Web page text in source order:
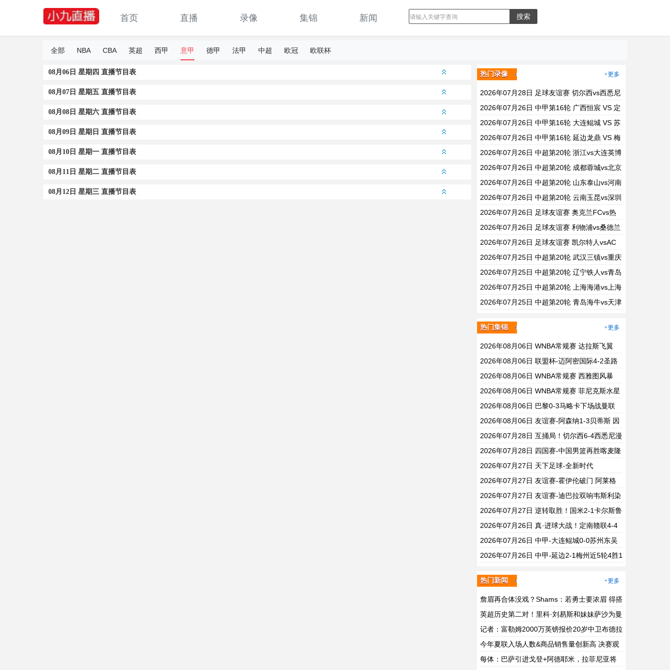
首页 直播 录像 集锦 新闻
全部 NBA CBA 英超 西甲 意甲 德甲 法甲 中超 欧冠 欧联杯
08月06日 星期四 直播节目表
08月07日 星期五 直播节目表
08月08日 星期六 直播节目表
08月09日 星期日 直播节目表
08月10日 星期一 直播节目表
08月11日 星期二 直播节目表
08月12日 星期三 直播节目表
热门录像 +更多
2026年07月28日 足球友谊赛 切尔西vs西悉尼
漫步者 全场录像
2026年07月26日 中甲第16轮 广西恒宸 VS 定
南赣联 全场录像
2026年07月26日 中甲第16轮 大连鲲城 VS 苏
州东吴 全场录像
2026年07月26日 中甲第16轮 延边龙鼎 VS 梅
州客家 全场录像
2026年07月26日 中超第20轮 浙江vs大连英博
全场录像
2026年07月26日 中超第20轮 成都蓉城vs北京
国安 全场录像
2026年07月26日 中超第20轮 山东泰山vs河南
全场录像
2026年07月26日 中超第20轮 云南玉昆vs深圳
新鹏城 全场录像
2026年07月26日 足球友谊赛 奥克兰FCvs热
刺 全场录像
2026年07月26日 足球友谊赛 利物浦vs桑德兰
全场录像
2026年07月26日 足球友谊赛 凯尔特人vsAC
米兰 全场录像
2026年07月25日 中超第20轮 武汉三镇vs重庆
铜梁龙 全场录像
2026年07月25日 中超第20轮 辽宁铁人vs青岛
西海岸 全场录像
2026年07月25日 中超第20轮 上海海港vs上海
申花 全场录像
2026年07月25日 中超第20轮 青岛海牛vs天津
热门集锦 +更多
2026年08月06日 WNBA常规赛 达拉斯飞翼
92 - 96 华盛顿神秘人 全场集锦
2026年08月06日 联盟杯-迈阿密国际4-2圣路
易斯 梅西2射1传 阿伦助攻戴帽
2026年08月06日 WNBA常规赛 西雅图风暴
86 - 92 纽约自由人 全场集锦
2026年08月06日 WNBA常规赛 菲尼克斯水星
82 - 96 亚特兰大梦想 全场集锦
2026年08月06日 巴黎0-3马略卡下场战曼联
巴黎全场控球近6成+8射3正未果
2026年08月06日 友谊赛-阿森纳1-3贝蒂斯 因
卡皮耶破门难救主 福纳尔斯1射2传
2026年07月28日 互捅局！切尔西6-4西悉尼漫
步者 佩德罗替补3射1传阿隆索开门红
2026年07月28日 四国赛-中国男篮再胜喀麦隆
贺希宁25+4+6 焦泊乔17+8
2026年07月27日 天下足球-全新时代
2026年07月27日 友谊赛-霍伊伦破门 阿莱格
里首胜那不勒斯2-0意乙队
2026年07月27日 友谊赛-迪巴拉双响韦斯利染
红 罗马连丢3球3-3戛纳
2026年07月27日 逆转取胜！国米2-1卡尔斯鲁
厄 迪乌夫绝杀+双响+世界波破门
2026年07月26日 真·进球大战！定南赣联4-4
绝平恒宸 姆博双响郝昱丞超级世界波
2026年07月26日 中甲-大连鲲城0-0苏州东吴
双方合计仅2射正 东吴摆脱垫底
2026年07月26日 中甲-延边2-1梅州近5轮4胜1
热门新闻 +更多
詹眉再合体没戏？Shams：若勇士要浓眉 得搭
多个首轮+多个互换权
英超历史第二对！里科·刘易斯和妹妹萨沙为曼
城征战男女足英超
记者：富勒姆2000万英镑报价20岁中卫布德拉
尔，遭雷恩拒绝
今年夏联入场人数&商品销售量创新高 决赛观
看人数创自17年来纪录
每体：巴萨引进戈登+阿德耶米，拉菲尼亚将